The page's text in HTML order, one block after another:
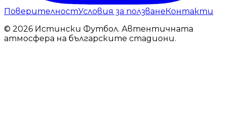
ПоверителностУсловия за ползванеКонтакти
© 2026 Истински Футбол. Автентичната
атмосфера на българските стадиони.